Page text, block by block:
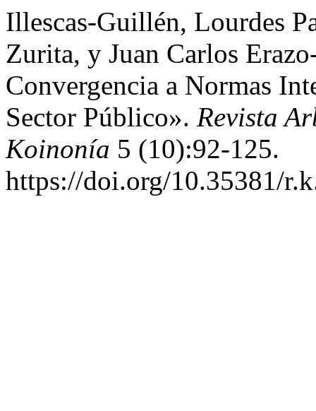
Illescas-Guillén, Lourdes
Zurita, y Juan Carlos
Convergencia a Normas
Sector Público». Revista
Koinonía 5 (10):92-125.
https://doi.org/10.35381/